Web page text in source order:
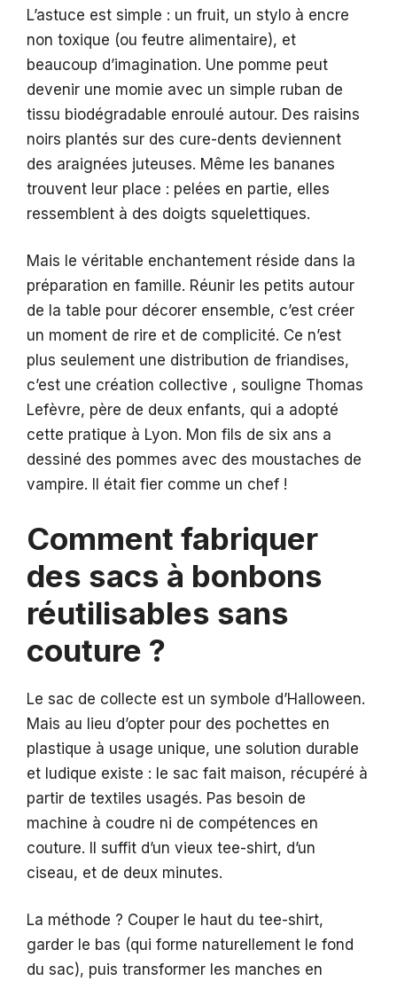
L’astuce est simple : un fruit, un stylo à encre
non toxique (ou feutre alimentaire), et
beaucoup d’imagination. Une pomme peut
devenir une momie avec un simple ruban de
tissu biodégradable enroulé autour. Des raisins
noirs plantés sur des cure-dents deviennent
des araignées juteuses. Même les bananes
trouvent leur place : pelées en partie, elles
ressemblent à des doigts squelettiques.
Mais le véritable enchantement réside dans la
préparation en famille. Réunir les petits autour
de la table pour décorer ensemble, c’est créer
un moment de rire et de complicité. Ce n’est
plus seulement une distribution de friandises,
c’est une création collective , souligne Thomas
Lefèvre, père de deux enfants, qui a adopté
cette pratique à Lyon. Mon fils de six ans a
dessiné des pommes avec des moustaches de
vampire. Il était fier comme un chef !
Comment fabriquer
des sacs à bonbons
réutilisables sans
couture ?
Le sac de collecte est un symbole d’Halloween.
Mais au lieu d’opter pour des pochettes en
plastique à usage unique, une solution durable
et ludique existe : le sac fait maison, récupéré à
partir de textiles usagés. Pas besoin de
machine à coudre ni de compétences en
couture. Il suffit d’un vieux tee-shirt, d’un
ciseau, et de deux minutes.
La méthode ? Couper le haut du tee-shirt,
garder le bas (qui forme naturellement le fond
du sac), puis transformer les manches en